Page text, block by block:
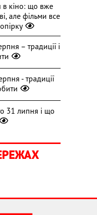
в кіно: що вже
але фільми все
– традиції і
- традиції
31 липня і що